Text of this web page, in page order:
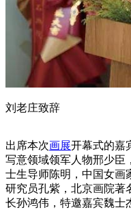
刘老庄致辞
出席本次画展开幕式的嘉
写意领域领军人物邢少臣
士生导师陈明，中国女画
研究员孔紫，北京画院著
长孙鸿伟，特邀嘉宾魏士